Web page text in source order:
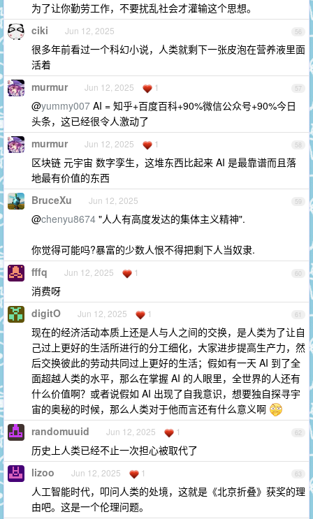
为了让你勤劳工作，不要扰乱社会才灌输这个思想。
56
ciki Jun 12, 2025
很多年前看过一个科幻小说，人类就剩下一张皮泡在营养液里面
活着
57
murmur Jun 12, 2025 1
@yummy007 AI = 知乎+百度百科+90%微信公众号+90%今日
头条，这已经很令人激动了
58
murmur Jun 12, 2025 1
区块链 元宇宙 数字孪生，这堆东西比起来 AI 是最靠谱而且落
地最有价值的东西
59
BruceXu Jun 12, 2025
@chenyu8674 "人人有高度发达的集体主义精神".
你觉得可能吗?暴富的少数人恨不得把剩下人当奴隶.
60
fffq Jun 12, 2025 1
消费呀
61
digitO Jun 12, 2025 1
现在的经济活动本质上还是人与人之间的交换，是人类为了让自
己过上更好的生活所进行的分工细化，大家进步提高生产力，然
后交换彼此的劳动共同过上更好的生活；假如有一天 AI 到了全
面超越人类的水平，那么在掌握 AI 的人眼里，全世界的人还有
什么价值啊？或者说假如 AI 出现了自我意识，想要独自探寻宇
宙的奥秘的时候，那么人类对于他而言还有什么意义啊
62
randomuuid Jun 12, 2025 1
历史上人类已经不止一次担心被取代了
63
lizoo Jun 12, 2025 1
人工智能时代，叩问人类的处境，这就是《北京折叠》获奖的理
由吧。这是一个伦理问题。